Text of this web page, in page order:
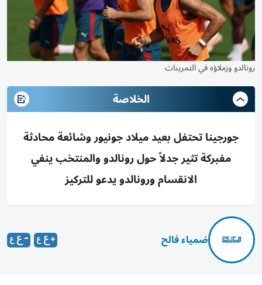
رونالدو وزملاؤه في التمرينات
الخلاصة
جورجينا تحتفل بعيد ميلاد جونيور وشائعة محادثة
مفبركة تثير جدلاً حول رونالدو والمنتخب ينفي
الانقسام ورونالدو يدعو للتركيز
ضمياء فالح